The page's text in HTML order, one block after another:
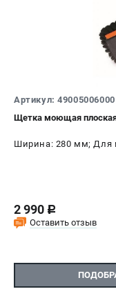
Артикул: 49005006000
Щетка моющая плоская
Ширина: 280 мм; Для
2 990 c
Оставить отзыв